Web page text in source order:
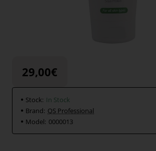
29,00€
Stock: In Stock
Brand: QS Professional
Model: 0000013